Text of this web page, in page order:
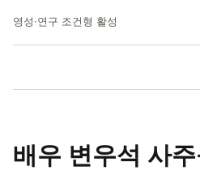
영성·연구 조건형 활성
배우 변우석 사